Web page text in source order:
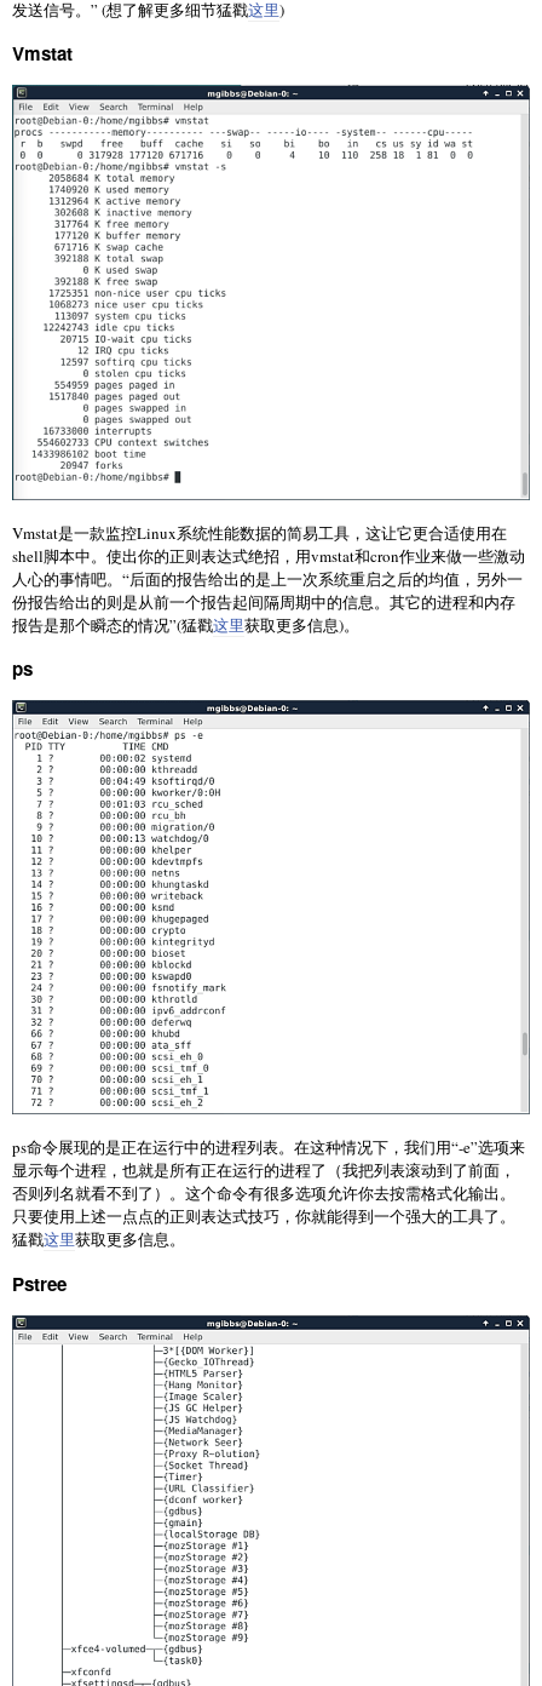
发送信号。” (想了解更多细节猛戳这里)
Vmstat
Vmstat是一款监控Linux系统性能数据的简易工具，这让它更合适使用在
shell脚本中。使出你的正则表达式绝招，用vmstat和cron作业来做一些激动
人心的事情吧。“后面的报告给出的是上一次系统重启之后的均值，另外一
份报告给出的则是从前一个报告起间隔周期中的信息。其它的进程和内存
报告是那个瞬态的情况”(猛戳这里获取更多信息)。
ps
ps命令展现的是正在运行中的进程列表。在这种情况下，我们用“-e”选项来
显示每个进程，也就是所有正在运行的进程了（我把列表滚动到了前面，
否则列名就看不到了）。这个命令有很多选项允许你去按需格式化输出。
只要使用上述一点点的正则表达式技巧，你就能得到一个强大的工具了。
猛戳这里获取更多信息。
Pstree